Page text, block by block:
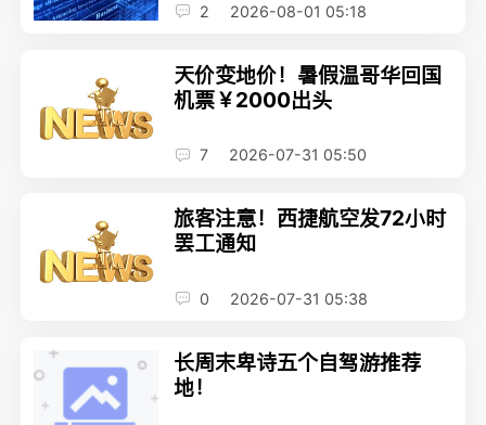
2 2026-08-01 05:18
天价变地价！暑假温哥华回国
机票￥2000出头
7 2026-07-31 05:50
旅客注意！西捷航空发72小时
罢工通知
0 2026-07-31 05:38
长周末卑诗五个自驾游推荐
地！